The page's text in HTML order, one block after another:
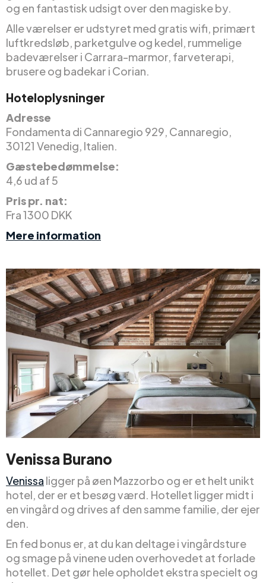
og en fantastisk udsigt over den magiske by.
Alle værelser er udstyret med gratis wifi, primært
luftkredsløb, parketgulve og kedel, rummelige
badeværelser i Carrara-marmor, farveterapi,
brusere og badekar i Corian.
Hoteloplysninger
Adresse
Fondamenta di Cannaregio 929, Cannaregio,
30121 Venedig, Italien.
Gæstebedømmelse:
4,6 ud af 5
Pris pr. nat:
Fra 1300 DKK
Mere information
Venissa Burano
Venissa ligger på øen Mazzorbo og er et helt unikt
hotel, der er et besøg værd. Hotellet ligger midt i
en vingård og drives af den samme familie, der ejer
den.
En fed bonus er, at du kan deltage i vingårdsture
og smage på vinene uden overhovedet at forlade
hotellet. Det gør hele opholdet ekstra specielt og